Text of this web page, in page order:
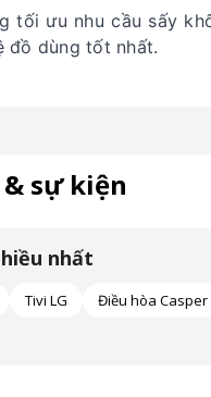
tối ưu nhu cầu sấy
đồ dùng tốt nhất.
sự kiện
nhất
Tivi LG Điều hòa Casper